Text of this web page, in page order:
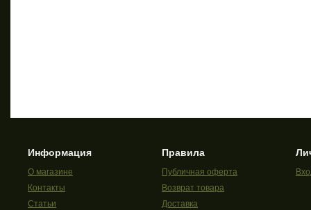
Информация
О магазине
Контакты
Статьи
Правила
Публичная оферта
Возврат товара
Доставка